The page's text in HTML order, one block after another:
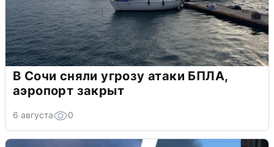
В Сочи сняли угрозу атаки БПЛА,
аэропорт закрыт
6 августа 0